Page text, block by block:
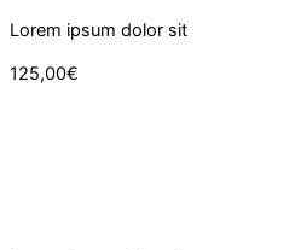
Lorem ipsum dolor sit
125,00€